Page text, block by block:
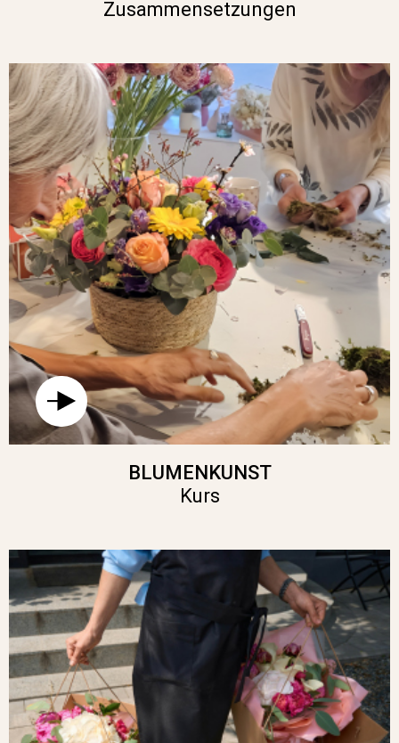
Zusammensetzungen
BLUMENKUNST
Kurs